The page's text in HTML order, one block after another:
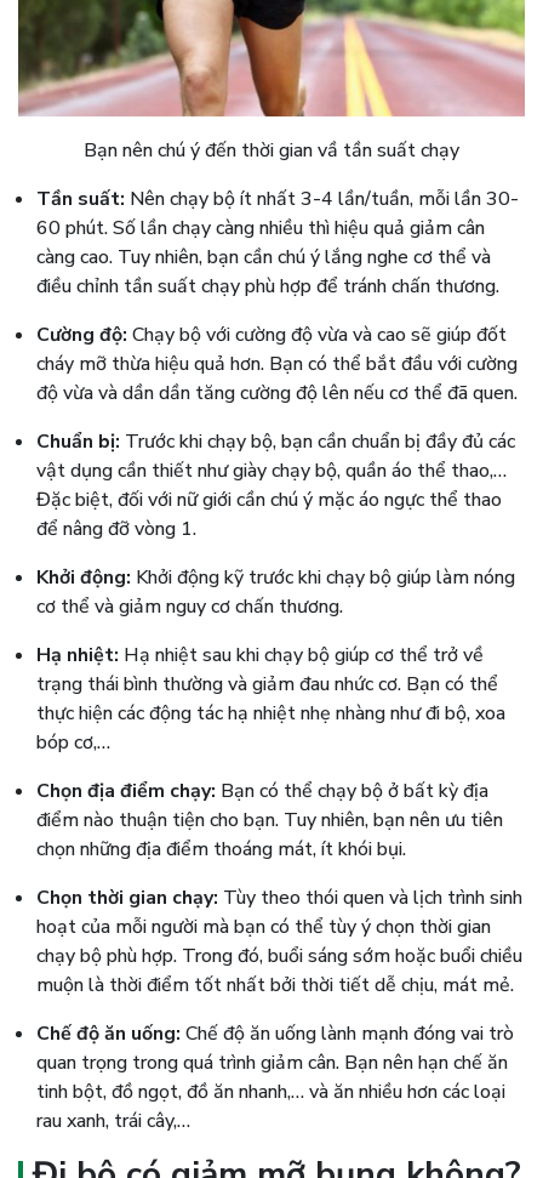
Bạn nên chú ý đến thời gian vầ tần suất chạy
Tần suất: Nên chạy bộ ít nhất 3-4 lần/tuần, mỗi lần 30-
60 phút. Số lần chạy càng nhiều thì hiệu quả giảm cân
càng cao. Tuy nhiên, bạn cần chú ý lắng nghe cơ thể và
điều chỉnh tần suất chạy phù hợp để tránh chấn thương.
Cường độ: Chạy bộ với cường độ vừa và cao sẽ giúp đốt
cháy mỡ thừa hiệu quả hơn. Bạn có thể bắt đầu với cường
độ vừa và dần dần tăng cường độ lên nếu cơ thể đã quen.
Chuẩn bị: Trước khi chạy bộ, bạn cần chuẩn bị đầy đủ các
vật dụng cần thiết như giày chạy bộ, quần áo thể thao,…
Đặc biệt, đối với nữ giới cần chú ý mặc áo ngực thể thao
để nâng đỡ vòng 1.
Khởi động: Khởi động kỹ trước khi chạy bộ giúp làm nóng
cơ thể và giảm nguy cơ chấn thương.
Hạ nhiệt: Hạ nhiệt sau khi chạy bộ giúp cơ thể trở về
trạng thái bình thường và giảm đau nhức cơ. Bạn có thể
thực hiện các động tác hạ nhiệt nhẹ nhàng như đi bộ, xoa
bóp cơ,…
Chọn địa điểm chạy: Bạn có thể chạy bộ ở bất kỳ địa
điểm nào thuận tiện cho bạn. Tuy nhiên, bạn nên ưu tiên
chọn những địa điểm thoáng mát, ít khói bụi.
Chọn thời gian chạy: Tùy theo thói quen và lịch trình sinh
hoạt của mỗi người mà bạn có thể tùy ý chọn thời gian
chạy bộ phù hợp. Trong đó, buổi sáng sớm hoặc buổi chiều
muộn là thời điểm tốt nhất bởi thời tiết dễ chịu, mát mẻ.
Chế độ ăn uống: Chế độ ăn uống lành mạnh đóng vai trò
quan trọng trong quá trình giảm cân. Bạn nên hạn chế ăn
tinh bột, đồ ngọt, đồ ăn nhanh,… và ăn nhiều hơn các loại
rau xanh, trái cây,…